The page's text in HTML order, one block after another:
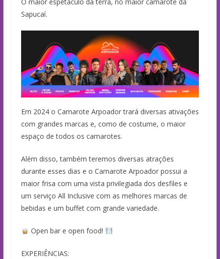
Sapucaí.
Em 2024 o Camarote Arpoador trará diversas ativações
com grandes marcas e, como de costume, o maior
espaço de todos os camarotes.
Além disso, também teremos diversas atrações
durante esses dias e o Camarote Arpoador possui a
maior frisa com uma vista privilegiada dos desfiles e
um serviço All Inclusive com as melhores marcas de
bebidas e um buffet com grande variedade.
Open bar e open food!
EXPERIÊNCIAS: